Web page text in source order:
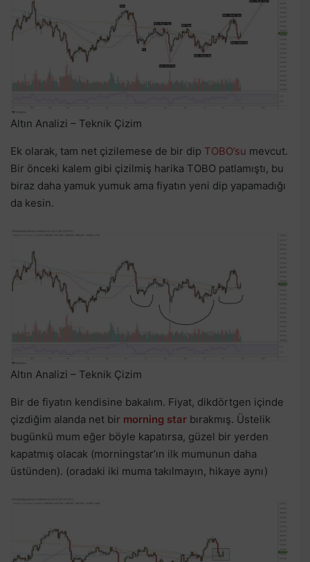
Altın Analizi – Teknik Çizim
Ek olarak, tam net çizilemese de bir dip TOBO’su mevcut.
Bir önceki kalem gibi çizilmiş harika TOBO patlamıştı, bu
biraz daha yamuk yumuk ama fiyatın yeni dip yapamadığı
da kesin.
Altın Analizi – Teknik Çizim
Bir de fiyatın kendisine bakalım. Fiyat, dikdörtgen içinde
çizdiğim alanda net bir morning star bırakmış. Üstelik
bugünkü mum eğer böyle kapatırsa, güzel bir yerden
kapatmış olacak (morningstar’ın ilk mumunun daha
üstünden). (oradaki iki muma takılmayın, hikaye aynı)